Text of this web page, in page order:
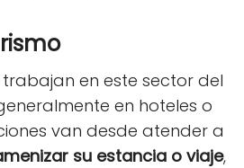
en este sector del
en hoteles o
van desde atender a
su estancia o viaje,